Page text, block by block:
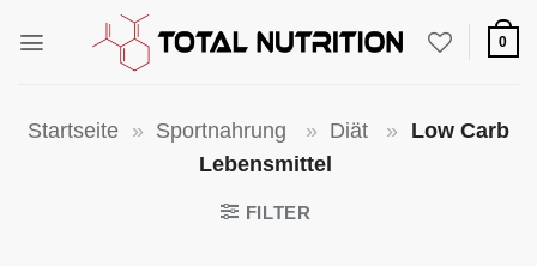
Inhalt
0
Startseite » Sportnahrung » Diät »
Low Carb
Lebensmittel
FILTER